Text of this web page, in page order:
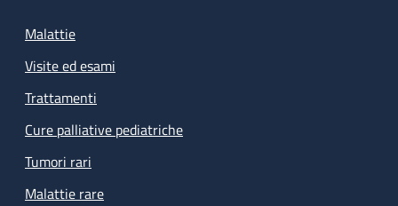
Malattie
Visite ed esami
Trattamenti
Cure palliative pediatriche
Tumori rari
Malattie rare